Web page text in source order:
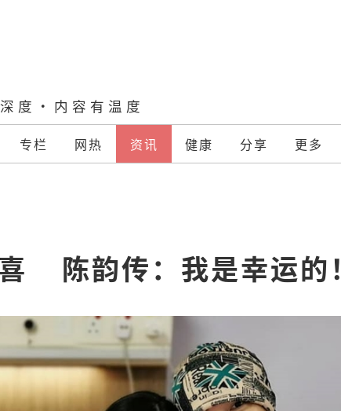
度·内容有温度
专栏 网热 资讯 健康 分享 更多
陈韵传：我是幸运的！